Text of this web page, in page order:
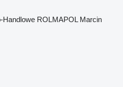
ROLMAPOL Marcin